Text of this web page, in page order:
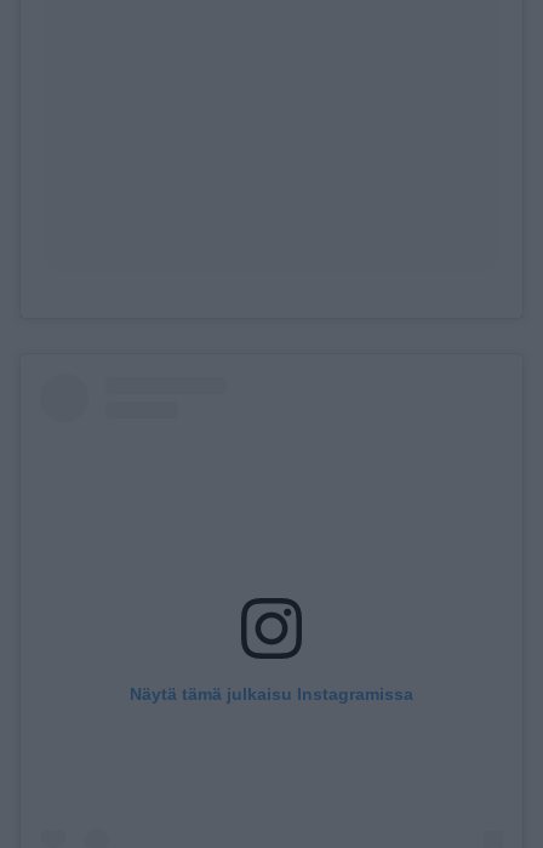
Näytä tämä julkaisu Instagramissa